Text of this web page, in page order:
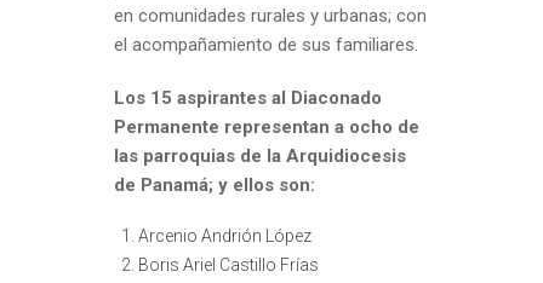
en comunidades rurales y urbanas; con
el acompañamiento de sus familiares.
Los 15 aspirantes al Diaconado
Permanente representan a ocho de
las parroquias de la Arquidiocesis
de Panamá; y ellos son:
Arcenio Andrión López
Boris Ariel Castillo Frías